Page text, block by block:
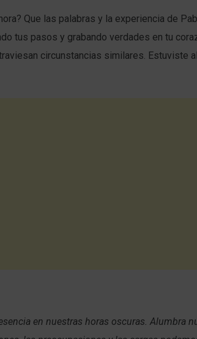
Que las palabras y la experiencia de
tus pasos y grabando verdades en tu
circunstancias similares. Estuviste
en nuestras horas oscuras. Alumbra